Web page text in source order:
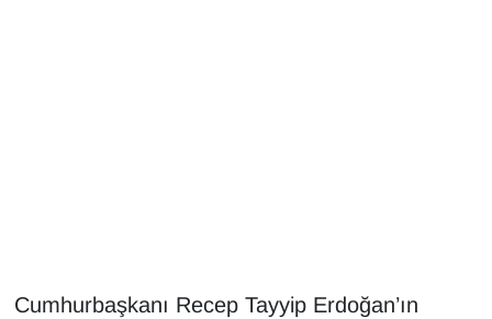
Cumhurbaşkanı Recep Tayyip Erdoğan’ın